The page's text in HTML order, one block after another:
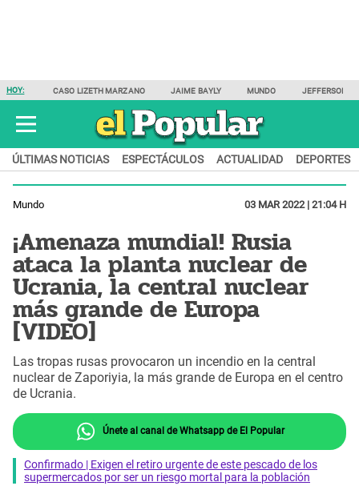
HOY: CASO LIZETH MARZANO JAIME BAYLY MUNDO JEFFERSON
ÚLTIMAS NOTICIAS ESPECTÁCULOS ACTUALIDAD DEPORTES
Mundo 03 MAR 2022 | 21:04 H
¡Amenaza mundial! Rusia
ataca la planta nuclear de
Ucrania, la central nuclear
más grande de Europa
[VIDEO]
Las tropas rusas provocaron un incendio en la central
nuclear de Zaporiyia, la más grande de Europa en el centro
de Ucrania.
Únete al canal de Whatsapp de El Popular
Confirmado | Exigen el retiro urgente de este pescado de los
supermercados por ser un riesgo mortal para la población